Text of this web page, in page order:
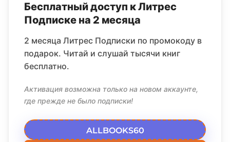
Бесплатный доступ к Литрес
Подписке на 2 месяца
2 месяца Литрес Подписки по промокоду в
подарок. Читай и слушай тысячи книг
бесплатно.
Активация возможна только на новом аккаунте,
где прежде не было подписки!
ALLBOOKS60